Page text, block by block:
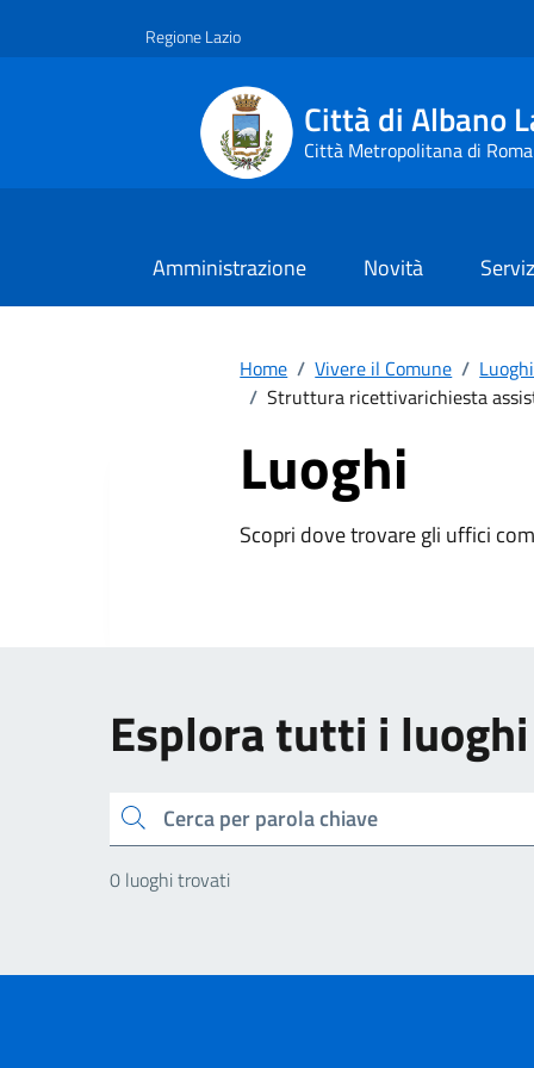
Regione Lazio
Città di Albano
Città Metropolitana di
Amministrazione Novità
Home / Vivere il Comune / Luoghi
/ Struttura ricettivarichiesta
Luoghi
Scopri dove trovare gli uffici
Esplora tutti i luoghi
Cerca
0 luoghi trovati